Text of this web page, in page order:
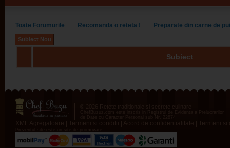
Toate Forumurile Recomanda o reteta ! Preparate din carne de pui
Subiect Nou
Subiect
© 2026 Retete traditionale si secrete culinare
XML Agregatoare Termeni si conditii Acord de confidentialitate Termeni